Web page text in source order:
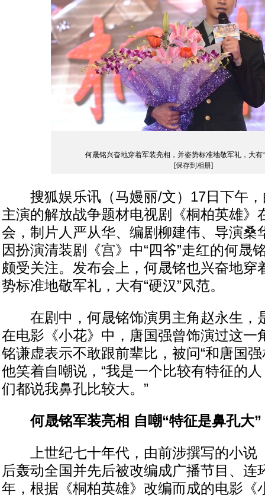
何晟铭兴奋地穿着军装亮相，并姿势标准地敬军礼，大有
[保存到相册]
搜狐娱乐讯（马嫚丽/文）17日下午，
主演的解放战争题材电视剧《桐柏英雄》
会，制片人严从华、编剧柳建伟、导演桑
因扮演清装剧《宫》中“四爷”走红的何晟
颇受关注。发布会上，何晟铭也兴奋地穿
势标准地敬军礼，大有“硬汉”风范。
在剧中，何晟铭饰演男主角赵永生，
在电影《小花》中，唐国强曾饰演过这一
铭谦虚表示不敢跟前辈比，被问“和唐国
他笑着自嘲说，“我是一个比较有特征的
们都说我鼻孔比较大。”
何晟铭军装亮相 自嘲“特征是鼻孔大”
上世纪七十年代，由前涉撰写的小说
后轰动全国并先后被改编成广播节目、连
年，根据《桐柏英雄》改编而成的电影《